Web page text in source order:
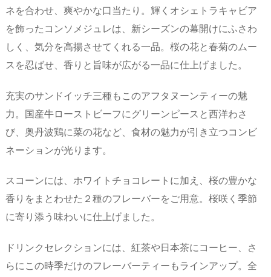
ネを合わせ、爽やかな口当たり。輝くオシェトラキャビア
を飾ったコンソメジュレは、新シーズンの幕開けにふさわ
しく、気分を高揚させてくれる一品。桜の花と春菊のムー
スを忍ばせ、香りと旨味が広がる一品に仕上げました。
充実のサンドイッチ三種もこのアフタヌーンティーの魅
力。国産牛ローストビーフにグリーンピースと西洋わさ
び、奥丹波鶏に菜の花など、食材の魅力が引き立つコンビ
ネーションが光ります。
スコーンには、ホワイトチョコレートに加え、桜の豊かな
香りをまとわせた２種のフレーバーをご用意。桜咲く季節
に寄り添う味わいに仕上げました。
ドリンクセレクションには、紅茶や日本茶にコーヒー、さ
らにこの時季だけのフレーバーティーもラインアップ。全